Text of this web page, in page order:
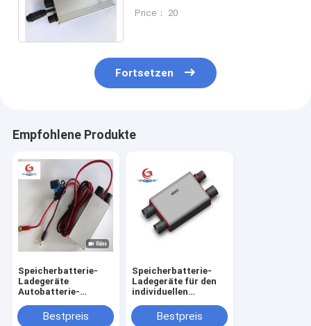
Bequeme Batterie-Ladegerät
Price： 20
Fortsetzen
Empfohlene Produkte
Speicherbatterie-
Ladegeräte
Autobatterie-
Batterie-Ladegerät
Eingang 110-250Vac
Bestpreis
Speicherbatterie-
Ladegeräte für den
individuellen
Lithiumbatterie-
Ladegerät 12V5A
Bestpreis